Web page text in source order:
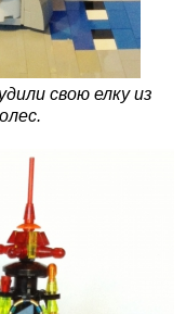
свою елку из